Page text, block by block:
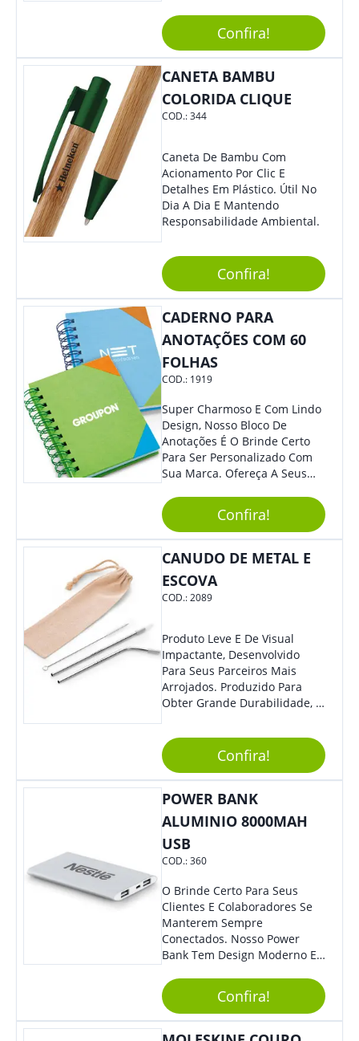
Tradicional, Sem Dúvidas É O
Brinde Certo Para Todos Os
Públicos. Personalize-O Com
Sua Marca. Seus Clientes E
Irão Adorar.
Confira!
CANETA BAMBU
COLORIDA CLIQUE
COD.:344
Caneta De Bambu Com
Acionamento Por Clic E
Detalhes Em Plástico. Útil No
Dia A Dia E Mantendo
Responsabilidade Ambiental.
Confira!
CADERNO PARA
ANOTAÇÕES COM 60
FOLHAS
COD.: 1919
Super Charmoso E Com Lindo
Design, Nosso Bloco De
Anotações É O Brinde Certo
Para Ser Personalizado Com
Sua Marca. Ofereça A Seus
Dúvidas Eles Irão Adorar.
Confira!
CANUDO DE METAL E
ESCOVA
COD.:2089
Produto Leve E De Visual
Impactante, Desenvolvido
Para Seus Parceiros Mais
Arrojados. Produzido Para
Obter Grande Durabilidade, É
Sua Marca De Forma Estilosa,
Agregando Valor Para Sua
Empresa Em Eventos.
Confira!
POWER BANK
ALUMINIO 8000MAH
USB
COD.:360
O Brinde Certo Para Seus
Clientes E Colaboradores Se
Manterem Sempre
Conectados. Nosso Power
Bank Tem Design Moderno E
Na Bolsa Ou Na Mochila.
Compatível Com Diversos
Aparelhos, O Brinde É Super
Eficiente E Ágil, Ideal Para
Confira!